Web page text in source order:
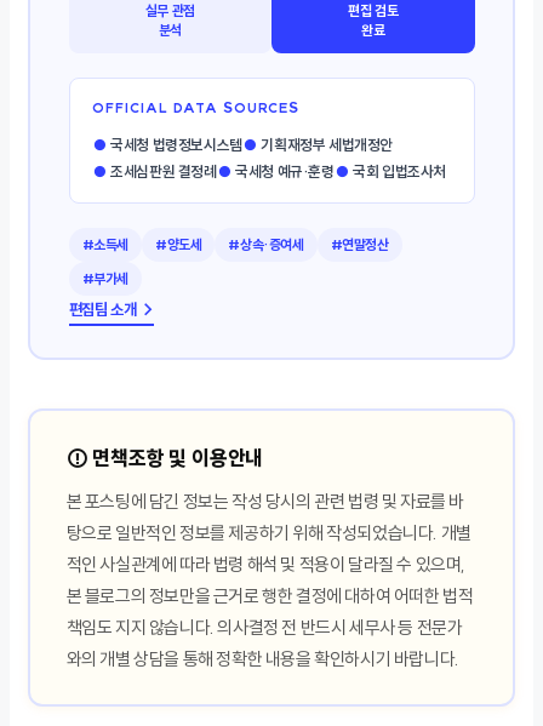
실무 관점
분석
편집 검토
완료
OFFICIAL DATA SOURCES
● 국세청 법령정보시스템● 기획재정부 세법개정안
● 조세심판원 결정례● 국세청 예규·훈령● 국회 입법조사처
#소득세 #양도세 #상속·증여세
#연말정산
#부가세
편집팀 소개 →
⚠️ 면책조항 및 이용안내
본 포스팅에 담긴 정보는 작성 당시의 관련 법령 및 자료를 바
탕으로 일반적인 정보를 제공하기 위해 작성되었습니다. 개별
적인 사실관계에 따라 법령 해석 및 적용이 달라질 수 있으며,
본 블로그의 정보만을 근거로 행한 결정에 대하여 어떠한 법적
책임도 지지 않습니다. 의사결정 전 반드시 세무사 등 전문가
와의 개별 상담을 통해 정확한 내용을 확인하시기 바랍니다.